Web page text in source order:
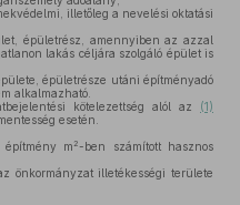
illetőleg a nevelési oktatási
épületrész, amennyiben az azzal
lakás céljára szolgáló épület is
épületrésze utáni építményadó
alkalmazható.
kötelezettség alól az (1)
esetén.
építmény m2-ben számított hasznos
önkormányzat illetékességi területe